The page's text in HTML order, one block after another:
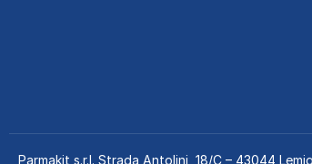
Parmakit s.r.l. Strada Antolini, 18/C – 43044